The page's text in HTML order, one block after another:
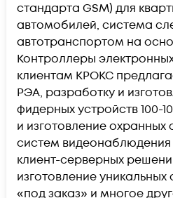
стандарта GSM) для
автомобилей, система
автотранспортом на
Контроллеры
клиентам КРОКС
РЭА, разработку и
фидерных устройств 100-
и изготовление
систем
клиент-серверных
изготовление
«под заказ» и многое